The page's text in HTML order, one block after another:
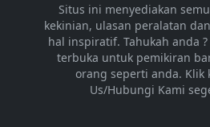
Situs ini menyediakan
kekinian, ulasan peralatan
hal inspiratif. Tahukah anda
terbuka untuk pemikiran
orang seperti anda. Klik
Us/Hubungi Kami